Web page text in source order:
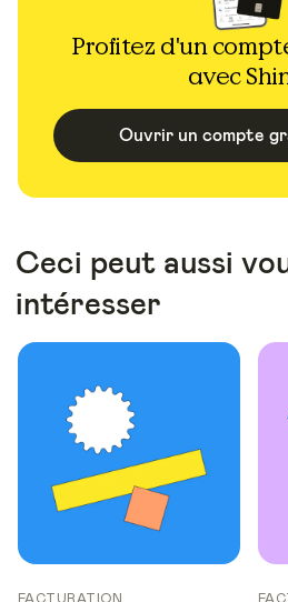
Profitez d'un
avec
Ouvrir un compte
Ceci peut aussi
intéresser
FACTURATION